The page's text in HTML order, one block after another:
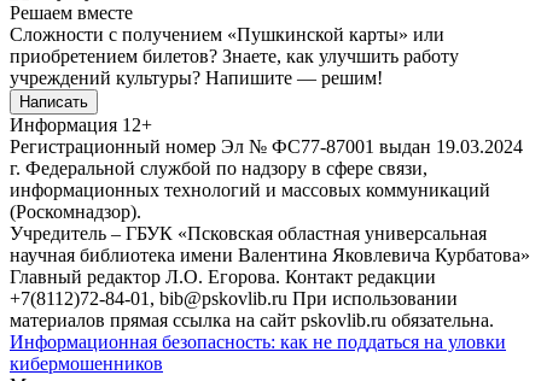
Решаем вместе
Сложности с получением «Пушкинской карты» или
приобретением билетов? Знаете, как улучшить работу
учреждений культуры? Напишите — решим!
Написать
Информация 12+
Регистрационный номер Эл № ФС77-87001 выдан 19.03.2024
г. Федеральной службой по надзору в сфере связи,
информационных технологий и массовых коммуникаций
(Роскомнадзор).
Учредитель – ГБУК «Псковская областная универсальная
научная библиотека имени Валентина Яковлевича Курбатова»
Главный редактор Л.О. Егорова. Контакт редакции
+7(8112)72-84-01, bib@pskovlib.ru При использовании
материалов прямая ссылка на сайт pskovlib.ru обязательна.
Информационная безопасность: как не поддаться на уловки
кибермошенников